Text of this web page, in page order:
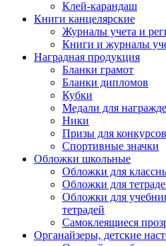
Клей-карандаш
Книги канцелярские
Журналы учета и
Книги и журналы
Наградная продукция
Бланки грамот
Бланки дипломов
Кубки
Медали для
Ники
Призы для конкурсов
Спортивные значки
Обложки школьные
Обложки для
Обложки для
Обложки для
тетрадей
Самоклеящиеся
Органайзеры, детские